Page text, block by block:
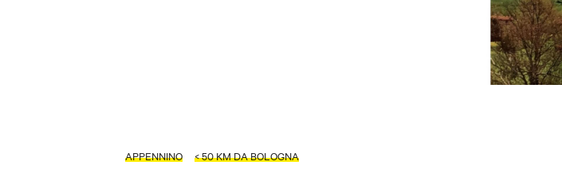
APPENNINO < 50 KM DA BOLOGNA